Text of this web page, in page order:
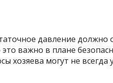
давление должно
важно в плане
хозяева могут не всегда